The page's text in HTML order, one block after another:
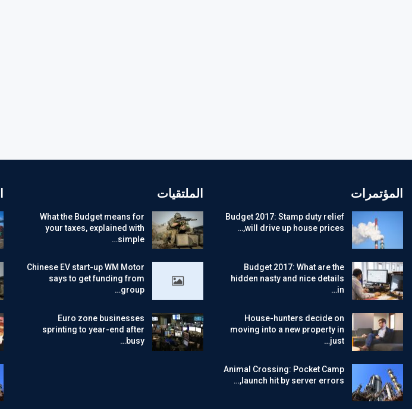
المؤتمرات
Budget 2017: Stamp duty relief
will drive up house prices,…
Budget 2017: What are the
hidden nasty and nice details
in…
House-hunters decide on
moving into a new property in
just…
Animal Crossing: Pocket Camp
launch hit by server errors,…
الملتقيات
What the Budget means for
your taxes, explained with
simple…
Chinese EV start-up WM Motor
says to get funding from
group…
Euro zone businesses
sprinting to year-end after
busy…